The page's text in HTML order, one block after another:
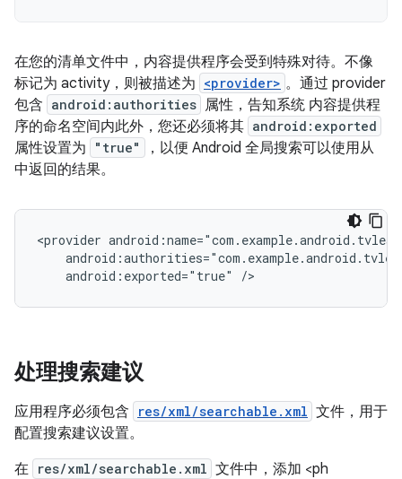
在您的清单文件中，内容提供程序会受到特殊对待。不像
标记为 activity，则被描述为 <provider> 。通过 provider
包含 android:authorities 属性，告知系统 内容提供程
序的命名空间内此外，您还必须将其 android:exported
属性设置为 "true"
，以便 Android 全局搜索可以使用从
中返回的结果。
<provider
android:exported="true" />
处理搜索建议
应用程序必须包含 res/xml/searchable.xml 文件，用于
配置搜索建议设置。
在 res/xml/searchable.xml 文件中，添加 <ph